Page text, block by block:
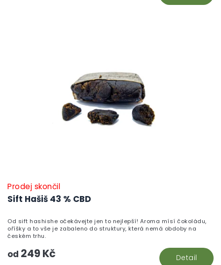
Sift Hašiš 43 % CBD
Prodej skončil
od 249 Kč Detail
Od sift hashishe očekávejte jen to nejlepší! Aroma mísí čokoládu,
oříšky a to vše je zabaleno do struktury, která nemá obdoby na
českém trhu.